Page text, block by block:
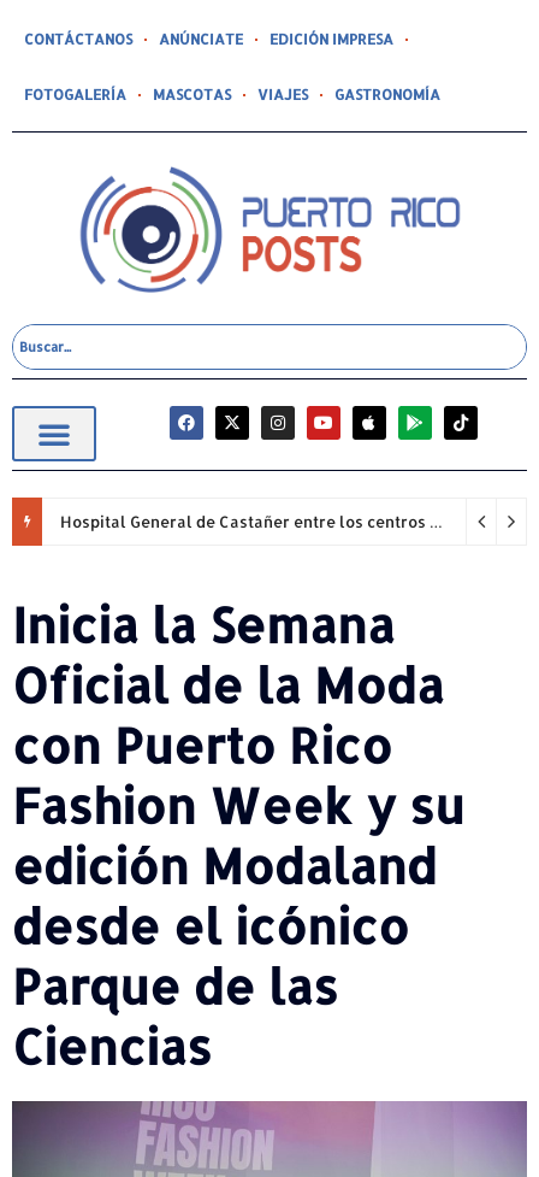
CONTÁCTANOS ANÚNCIATE EDICIÓN IMPRESA
FOTOGALERÍA MASCOTAS VIAJES GASTRONOMÍA
Hospital General de Castañer entre los centros de salud comunitarios con mejor desempeño clínico de Estados Unidos
Inicia la Semana
Oficial de la Moda
con Puerto Rico
Fashion Week y su
edición Modaland
desde el icónico
Parque de las
Ciencias